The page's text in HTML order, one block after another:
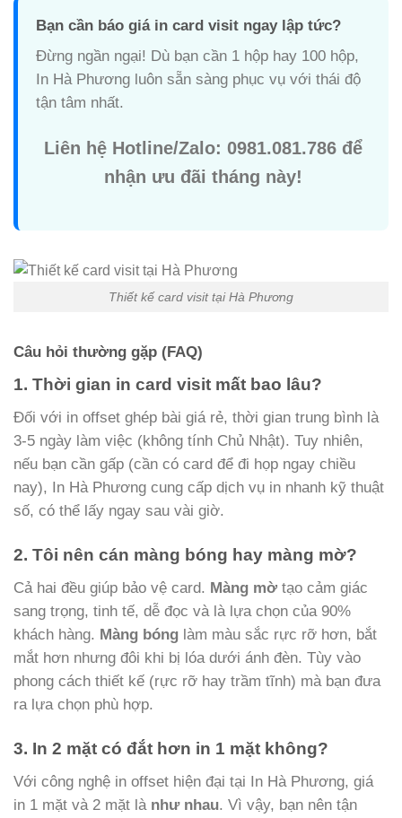
Bạn cần báo giá in card visit ngay lập tức?
Đừng ngần ngại! Dù bạn cần 1 hộp hay 100 hộp,
In Hà Phương luôn sẵn sàng phục vụ với thái độ
tận tâm nhất.
Liên hệ Hotline/Zalo: 0981.081.786 để
nhận ưu đãi tháng này!
Thiết kế card visit tại Hà Phương
Câu hỏi thường gặp (FAQ)
1. Thời gian in card visit mất bao lâu?
Đối với in offset ghép bài giá rẻ, thời gian trung bình là
3-5 ngày làm việc (không tính Chủ Nhật). Tuy nhiên,
nếu bạn cần gấp (cần có card để đi họp ngay chiều
nay), In Hà Phương cung cấp dịch vụ in nhanh kỹ thuật
số, có thể lấy ngay sau vài giờ.
2. Tôi nên cán màng bóng hay màng mờ?
Cả hai đều giúp bảo vệ card. Màng mờ tạo cảm giác
sang trọng, tinh tế, dễ đọc và là lựa chọn của 90%
khách hàng. Màng bóng làm màu sắc rực rỡ hơn, bắt
mắt hơn nhưng đôi khi bị lóa dưới ánh đèn. Tùy vào
phong cách thiết kế (rực rỡ hay trầm tĩnh) mà bạn đưa
ra lựa chọn phù hợp.
3. In 2 mặt có đắt hơn in 1 mặt không?
Với công nghệ in offset hiện đại tại In Hà Phương, giá
in 1 mặt và 2 mặt là như nhau. Vì vậy, bạn nên tận